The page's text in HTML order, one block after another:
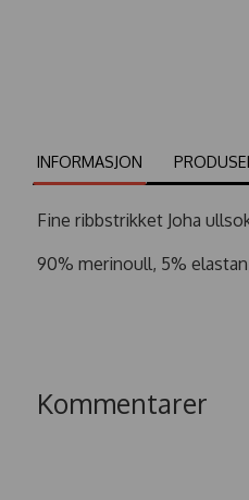
INFORMASJON
Fine ribbstrikket Joha
90% merinoull, 5%
Kommentarer